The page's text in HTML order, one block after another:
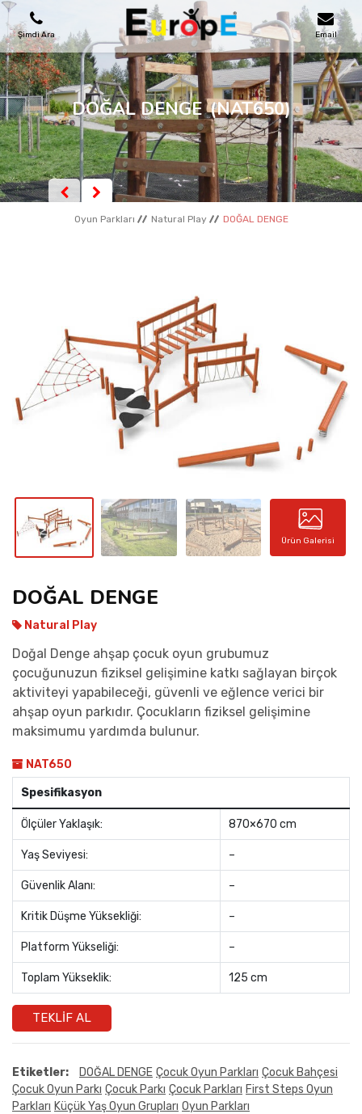
Şimdi Ara Email
OYUN PARKLARI
SKATEPARKLAR
AHŞAP EVLER
KENT MOBILYALARI
İLETIŞIM
DOĞAL DENGE (NAT650)
Oyun Parkları Natural Play DOĞAL DENGE
Ürün Galerisi
DOĞAL DENGE
Natural Play
Doğal Denge ahşap çocuk oyun grubumuz
çocuğunuzun fiziksel gelişimine katkı sağlayan birçok
aktiviteyi yapabileceği, güvenli ve eğlence verici bir
ahşap oyun parkıdır. Çocukların fiziksel gelişimine
maksimumu yardımda bulunur.
NAT650
Spesifikasyon
Ölçüler Yaklaşık: 870×670 cm
Yaş Seviyesi: –
Güvenlik Alanı: –
Kritik Düşme Yüksekliği: –
Platform Yükseliği: –
Toplam Yükseklik: 125 cm
TEKLIF AL
Etiketler: DOĞAL DENGE Çocuk Oyun Parkları Çocuk Bahçesi
Çocuk Oyun Parkı Çocuk Parkı Çocuk Parkları First Steps Oyun
Parkları Küçük Yaş Oyun Grupları Oyun Parkları